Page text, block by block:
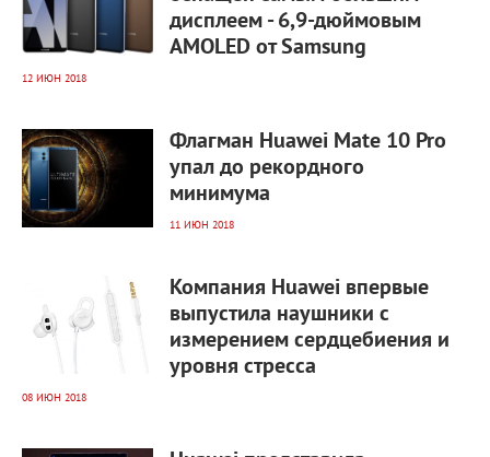
дисплеем - 6,9-дюймовым
AMOLED от Samsung
12 ИЮН 2018
Флагман Huawei Mate 10 Pro
упал до рекордного
минимума
11 ИЮН 2018
Компания Huawei впервые
выпустила наушники с
измерением сердцебиения и
уровня стресса
08 ИЮН 2018